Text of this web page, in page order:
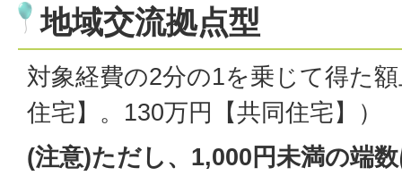
地域交流拠点型
対象経費の2分の1を乗じて得た
住宅】。130万円【共同住宅】）
(注意)ただし、1,000円未満の端